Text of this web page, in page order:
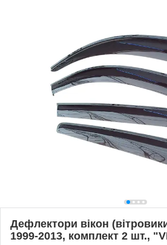
Дефлектори вікон
1999-2013, комплект 2 шт.,